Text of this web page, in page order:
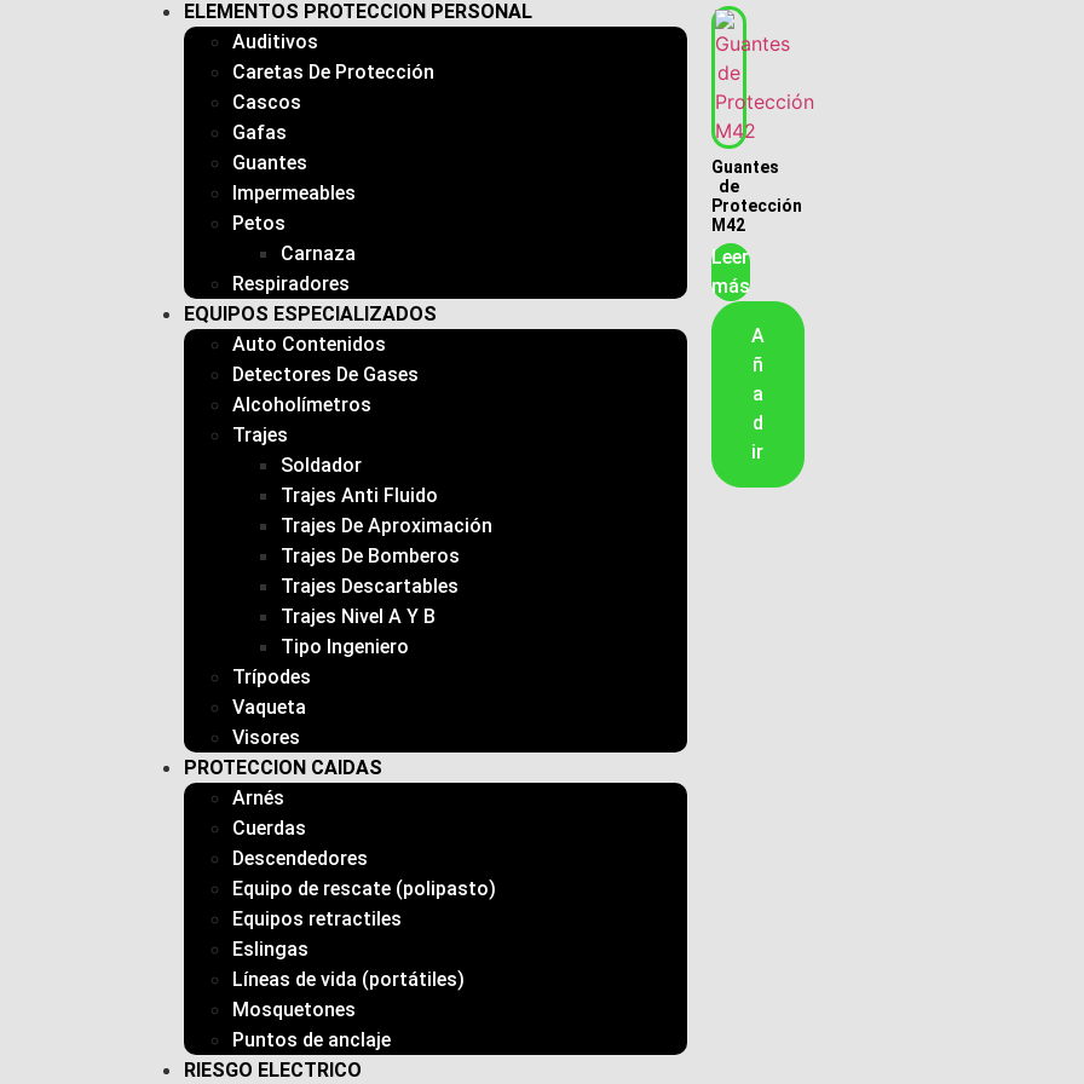
ELEMENTOS PROTECCION PERSONAL
Auditivos
Caretas De Protección
Cascos
Gafas
Guantes
Impermeables
Petos
Carnaza
Respiradores
EQUIPOS ESPECIALIZADOS
Auto Contenidos
Detectores De Gases
Alcoholímetros
Trajes
Soldador
Trajes Anti Fluido
Trajes De Aproximación
Trajes De Bomberos
Trajes Descartables
Trajes Nivel A Y B
Tipo Ingeniero
Trípodes
Vaqueta
Visores
PROTECCION CAIDAS
Arnés
Cuerdas
Descendedores
Equipo de rescate (polipasto)
Equipos retractiles
Eslingas
Líneas de vida (portátiles)
Mosquetones
Puntos de anclaje
RIESGO ELECTRICO
Guantes
de
Protección
M42
Leer
más
A
ñ
a
d
ir